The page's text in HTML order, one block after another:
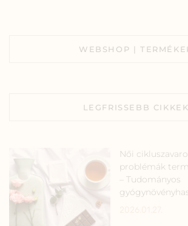
WEBSHOP |
LEGFRISSEBB CIKKEK
Női
problémák
– Tudományos